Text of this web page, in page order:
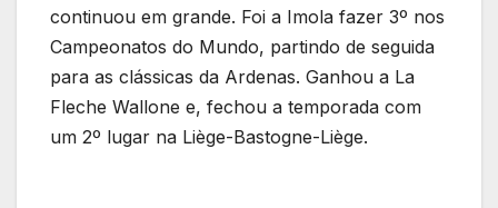
continuou em grande. Foi a Imola fazer 3º nos
Campeonatos do Mundo, partindo de seguida
para as clássicas da Ardenas. Ganhou a La
Fleche Wallone e, fechou a temporada com
um 2º lugar na Liège-Bastogne-Liège.